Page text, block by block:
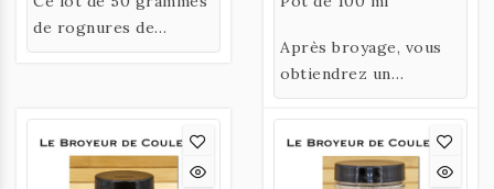
de rognures de
parchemin vous
grammes de colle de
parchemin.
Après broyage, vous
obtiendrez un
pigment noir